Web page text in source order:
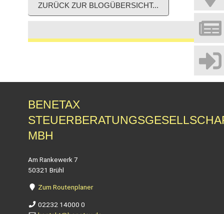
ZURÜCK ZUR BLOGÜBERSICHT...
BENETAX
MBH
Am Rankewerk 7
50321 Brühl
Zum Routenplaner
02232 14000 0